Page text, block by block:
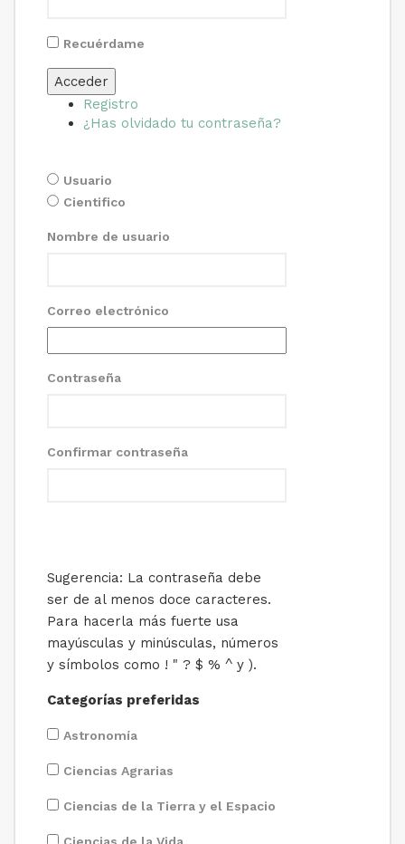
Recuérdame
Acceder
Registro
¿Has olvidado tu contraseña?
Usuario
Cientifico
Nombre de usuario
Correo electrónico
Contraseña
Confirmar contraseña
Sugerencia: La contraseña debe
ser de al menos doce caracteres.
Para hacerla más fuerte usa
mayúsculas y minúsculas, números
y símbolos como ! " ? $ % ^ y ).
Categorías preferidas
Astronomía
Ciencias Agrarias
Ciencias de la Tierra y el Espacio
Ciencias de la Vida